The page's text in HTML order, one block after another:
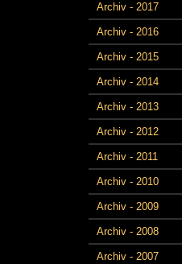
Archiv - 2017
Archiv - 2016
Archiv - 2015
Archiv - 2014
Archiv - 2013
Archiv - 2012
Archiv - 2011
Archiv - 2010
Archiv - 2009
Archiv - 2008
Archiv - 2007